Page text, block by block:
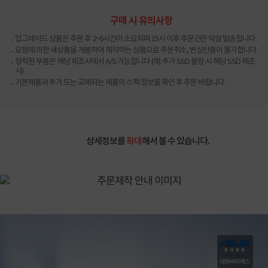
구매 시 유의사항
업그레이드 상품은 주문 후 2~6시간이 소요되며 15시 이후 주문건은 익일 발송됩니다.
요청에 의한 새상품을 개봉하여 제작하는 상품으로 주문취소, 변심반품이 불가합니다.
장착된 부품은 해당 제조사에서 A/S 가능합니다 (예: 추가 SSD 불량 시 해당 SSD 제조
사)
기본제품과 추가 또는 교체되는 제품의 스펙 정보를 확인 후 주문 바랍니다.
상세정보를확대해서 볼 수 있습니다.